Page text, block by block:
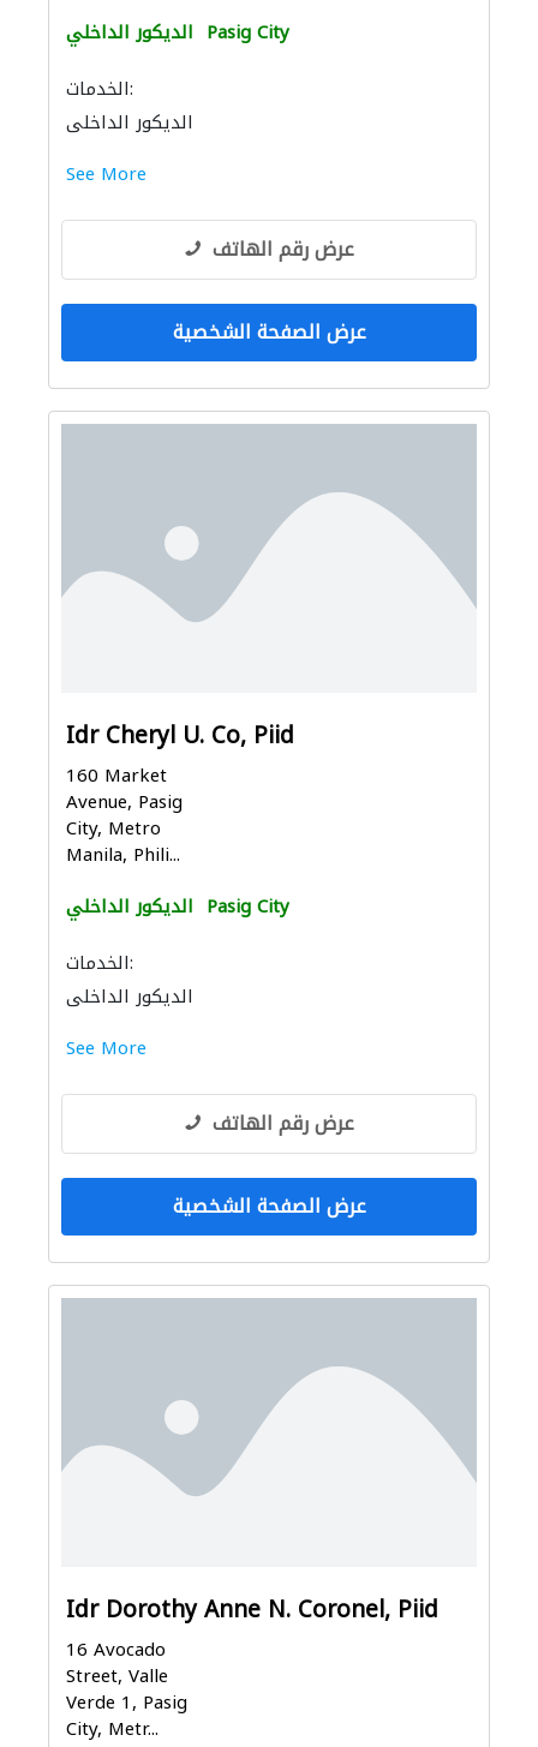
الديكور الداخلي Pasig City
الخدمات:
الديكور الداخلي
See More
عرض رقم الهاتف
عرض الصفحة الشخصية
Idr Cheryl U. Co, Piid
160 Market
Avenue, Pasig
City, Metro
Manila, Phili...
الديكور الداخلي Pasig City
الخدمات:
الديكور الداخلي
See More
عرض رقم الهاتف
عرض الصفحة الشخصية
Idr Dorothy Anne N. Coronel, Piid
16 Avocado
Street, Valle
Verde 1, Pasig
City, Metr...